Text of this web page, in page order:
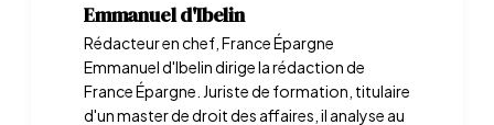
Emmanuel d'Ibelin
Rédacteur en chef, France Épargne
Emmanuel d'Ibelin dirige la rédaction de
France Épargne. Juriste de formation, titulaire
d'un master de droit des affaires, il analyse au